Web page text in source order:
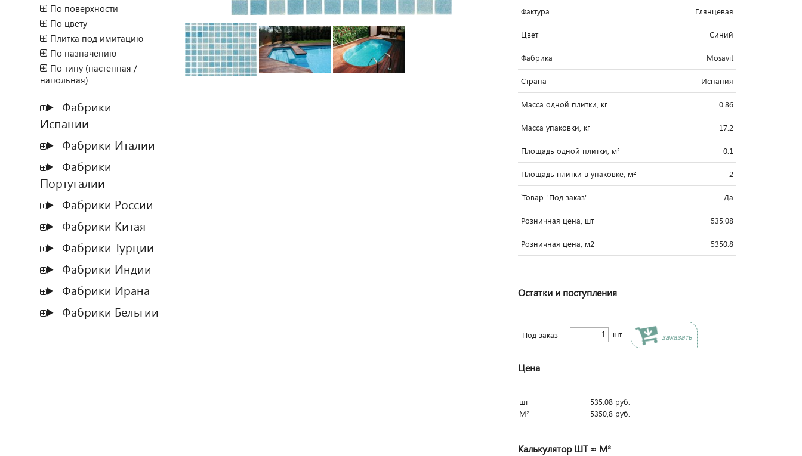
По поверхности
По цвету
Плитка под имитацию
По назначению
По типу (настенная /
напольная)
Фабрики
Испании
Фабрики Италии
Фабрики
Португалии
Фабрики России
Фабрики Китая
Фабрики Турции
Фабрики Индии
Фабрики Ирана
Фабрики Бельгии
Фактура Глянцевая
Цвет Синий
Фабрика Mosavit
Страна Испания
Масса одной плитки, кг 0.86
Масса упаковки, кг 17.2
Площадь одной плитки, м² 0.1
Площадь плитки в упаковке, м² 2
`Товар "Под заказ" Да
Розничная цена, шт 535.08
Розничная цена, м2 5350.8
Остатки и поступления
Под заказ шт заказать
Цена
шт 535.08руб.
М²
5350,8руб.
Калькулятор ШТ ≈ М²